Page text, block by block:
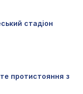
стадіон
протистояння з